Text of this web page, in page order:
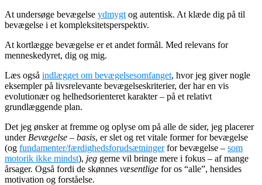
At undersøge bevægelse ydmygt og autentisk. At klæde dig på til
bevægelse i et kompleksitetsperspektiv.
At kortlægge bevægelse er et andet formål. Med relevans for
menneskedyret, dig og mig.
Læs også indlægget om bevægelsesomfanget, hvor jeg giver nogle
eksempler på livsrelevante bevægelseskriterier, der har en vis
evolutionær og helhedsorienteret karakter – på et relativt
grundlæggende plan.
Det jeg ønsker at fremme og oplyse om på alle de sider, jeg placerer
under Bevægelse – basis, er slet og ret vitale former for bevægelse
(og fundamenter/færdighedsforudsætningerfor bevægelse – som
motorik ikke mindst), jeg gerne vil bringe mere i fokus – af mange
årsager. Også fordi de skønnes væsentlige for os “alle”, hensides
motivation og forståelse.